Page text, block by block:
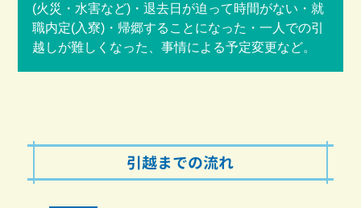
(火災・水害など)・退去日が迫って時間がない・就
職内定(入寮)・帰郷することになった・一人での引
越しが難しくなった、事情による予定変更など。
引越までの流れ